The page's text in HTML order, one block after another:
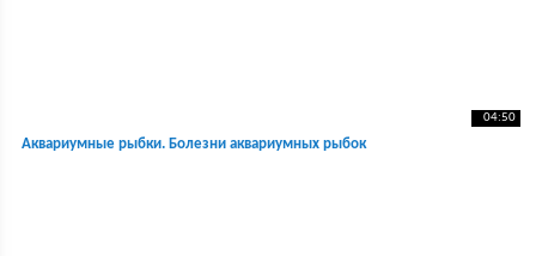
04:50
Аквариумные рыбки. Болезни аквариумных рыбок